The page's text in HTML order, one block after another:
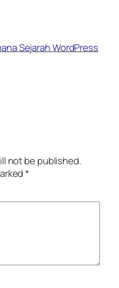
Sejarah WordPress
not be published.
*